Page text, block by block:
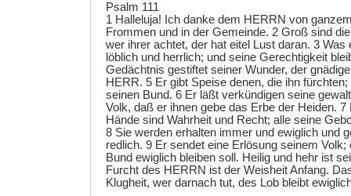
Psalm 111
1 Halleluja! Ich danke dem HERRN von
Frommen und in der Gemeinde. 2 Groß sind
wer ihrer achtet, der hat eitel Lust daran. 3 Was
löblich und herrlich; und seine Gerechtigkeit
Gedächtnis gestiftet seiner Wunder, der
HERR. 5 Er gibt Speise denen, die ihn
seinen Bund. 6 Er läßt verkündigen seine
Volk, daß er ihnen gebe das Erbe der Heiden.
Hände sind Wahrheit und Recht; alle seine
8 Sie werden erhalten immer und ewiglich und
redlich. 9 Er sendet eine Erlösung seinem
Bund ewiglich bleiben soll. Heilig und hehr ist
Furcht des HERRN ist der Weisheit Anfang.
Klugheit, wer darnach tut, des Lob bleibt